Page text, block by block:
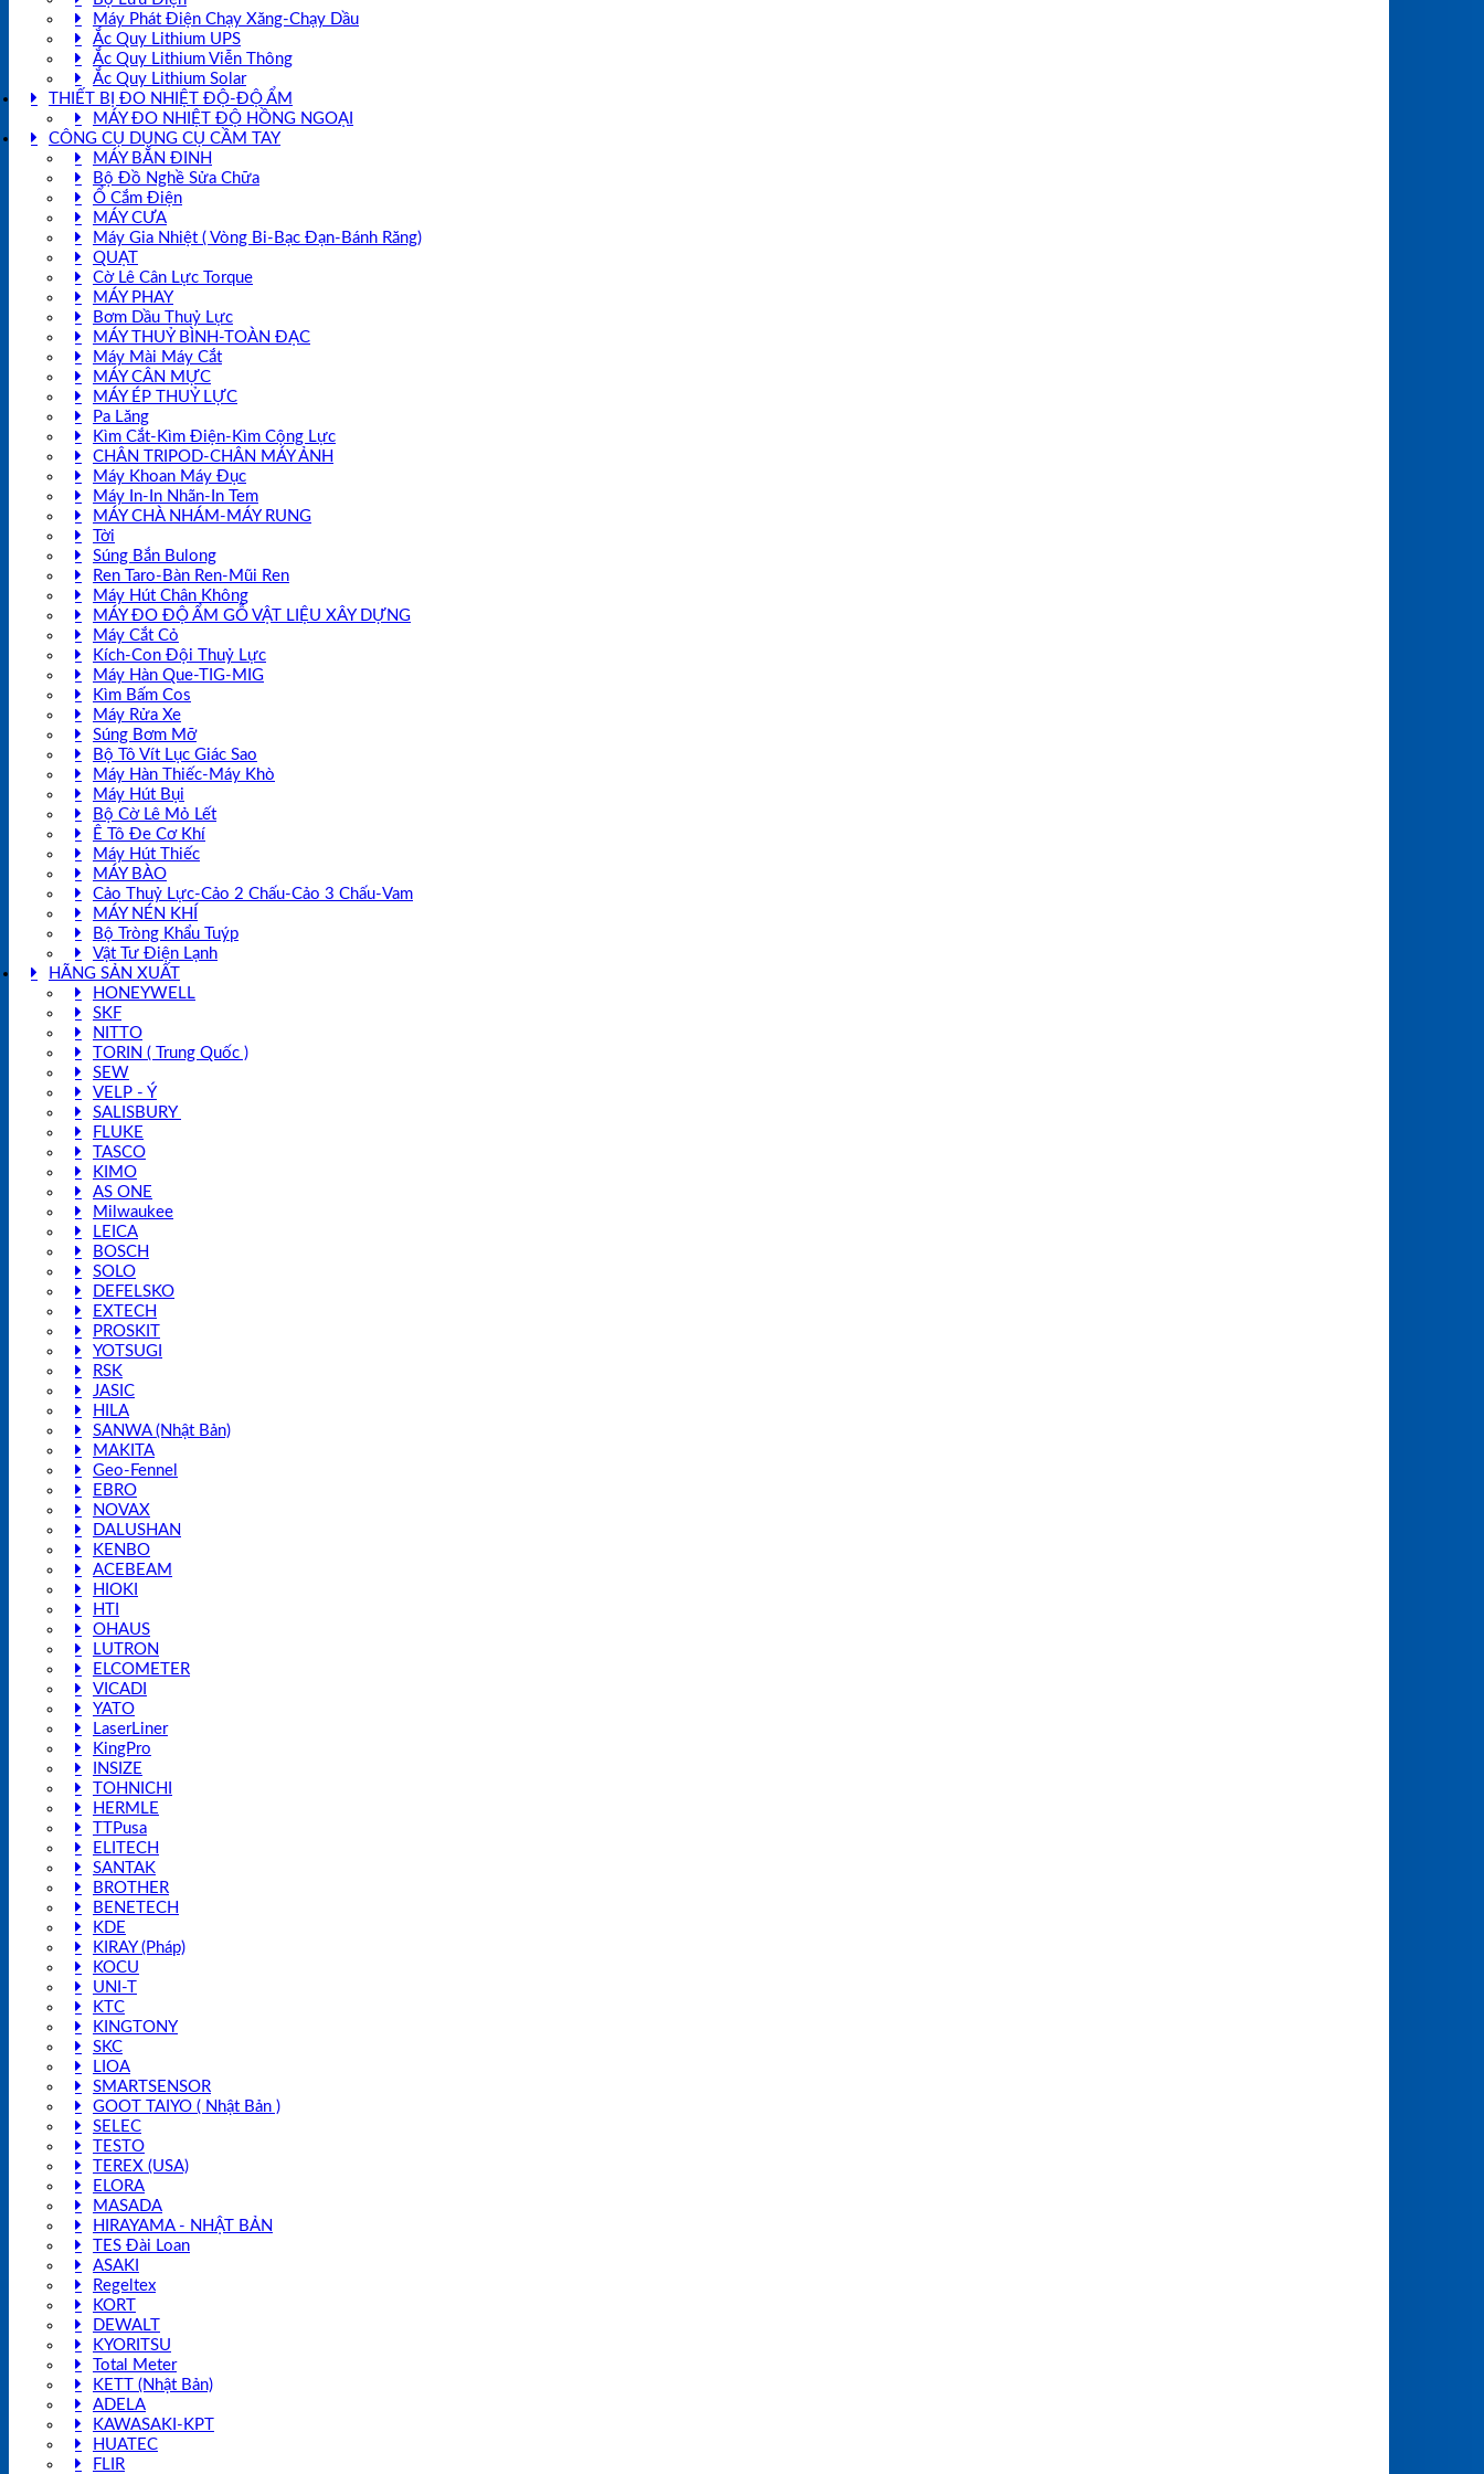
Máy Phát Điện Chạy Xăng-Chạy Dầu
Ắc Quy Lithium UPS
Ắc Quy Lithium Viễn Thông
Ắc Quy Lithium Solar
THIẾT BỊ ĐO NHIỆT ĐỘ-ĐỘ ẨM
MÁY ĐO NHIỆT ĐỘ HỒNG NGOẠI
CÔNG CỤ DỤNG CỤ CẦM TAY
MÁY BẮN ĐINH
Bộ Đồ Nghề Sửa Chữa
Ổ Cắm Điện
MÁY CƯA
Máy Gia Nhiệt ( Vòng Bi-Bạc Đạn-Bánh Răng)
QUẠT
Cờ Lê Cân Lực Torque
MÁY PHAY
Bơm Dầu Thuỷ Lực
MÁY THUỶ BÌNH-TOÀN ĐẠC
Máy Mài Máy Cắt
MÁY CÂN MỰC
MÁY ÉP THUỶ LỰC
Pa Lăng
Kìm Cắt-Kìm Điện-Kìm Cộng Lực
CHÂN TRIPOD-CHÂN MÁY ẢNH
Máy Khoan Máy Đục
Máy In-In Nhãn-In Tem
MÁY CHÀ NHÁM-MÁY RUNG
Tời
Súng Bắn Bulong
Ren Taro-Bàn Ren-Mũi Ren
Máy Hút Chân Không
MÁY ĐO ĐỘ ẨM GỖ VẬT LIỆU XÂY DỰNG
Máy Cắt Cỏ
Kích-Con Đội Thuỷ Lực
Máy Hàn Que-TIG-MIG
Kìm Bấm Cos
Máy Rửa Xe
Súng Bơm Mỡ
Bộ Tô Vít Lục Giác Sao
Máy Hàn Thiếc-Máy Khò
Máy Hút Bụi
Bộ Cờ Lê Mỏ Lết
Ê Tô Đe Cơ Khí
Máy Hút Thiếc
MÁY BÀO
Cảo Thuỷ Lực-Cảo 2 Chấu-Cảo 3 Chấu-Vam
MÁY NÉN KHÍ
Bộ Tròng Khẩu Tuýp
Vật Tư Điện Lạnh
HÃNG SẢN XUẤT
HONEYWELL
SKF
NITTO
TORIN ( Trung Quốc )
SEW
VELP - Ý
SALISBURY
FLUKE
TASCO
KIMO
AS ONE
Milwaukee
LEICA
BOSCH
SOLO
DEFELSKO
EXTECH
PROSKIT
YOTSUGI
RSK
JASIC
HILA
SANWA (Nhật Bản)
MAKITA
Geo-Fennel
EBRO
NOVAX
DALUSHAN
KENBO
ACEBEAM
HIOKI
HTI
OHAUS
LUTRON
ELCOMETER
VICADI
YATO
LaserLiner
KingPro
INSIZE
TOHNICHI
HERMLE
TTPusa
ELITECH
SANTAK
BROTHER
BENETECH
KDE
KIRAY (Pháp)
KOCU
UNI-T
KTC
KINGTONY
SKC
LIOA
SMARTSENSOR
GOOT TAIYO ( Nhật Bản )
SELEC
TESTO
TEREX (USA)
ELORA
MASADA
HIRAYAMA - NHẬT BẢN
TES Đài Loan
ASAKI
Regeltex
KORT
DEWALT
KYORITSU
Total Meter
KETT (Nhật Bản)
ADELA
KAWASAKI-KPT
HUATEC
FLIR